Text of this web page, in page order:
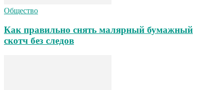
Общество
Как правильно снять малярный бумажный
скотч без следов